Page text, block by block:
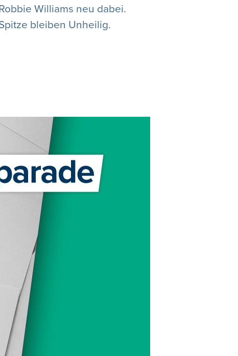
Williams neu dabei.
bleiben Unheilig.